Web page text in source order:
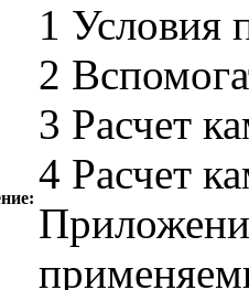
1 Условия
2
3 Расчет
4 Расчет